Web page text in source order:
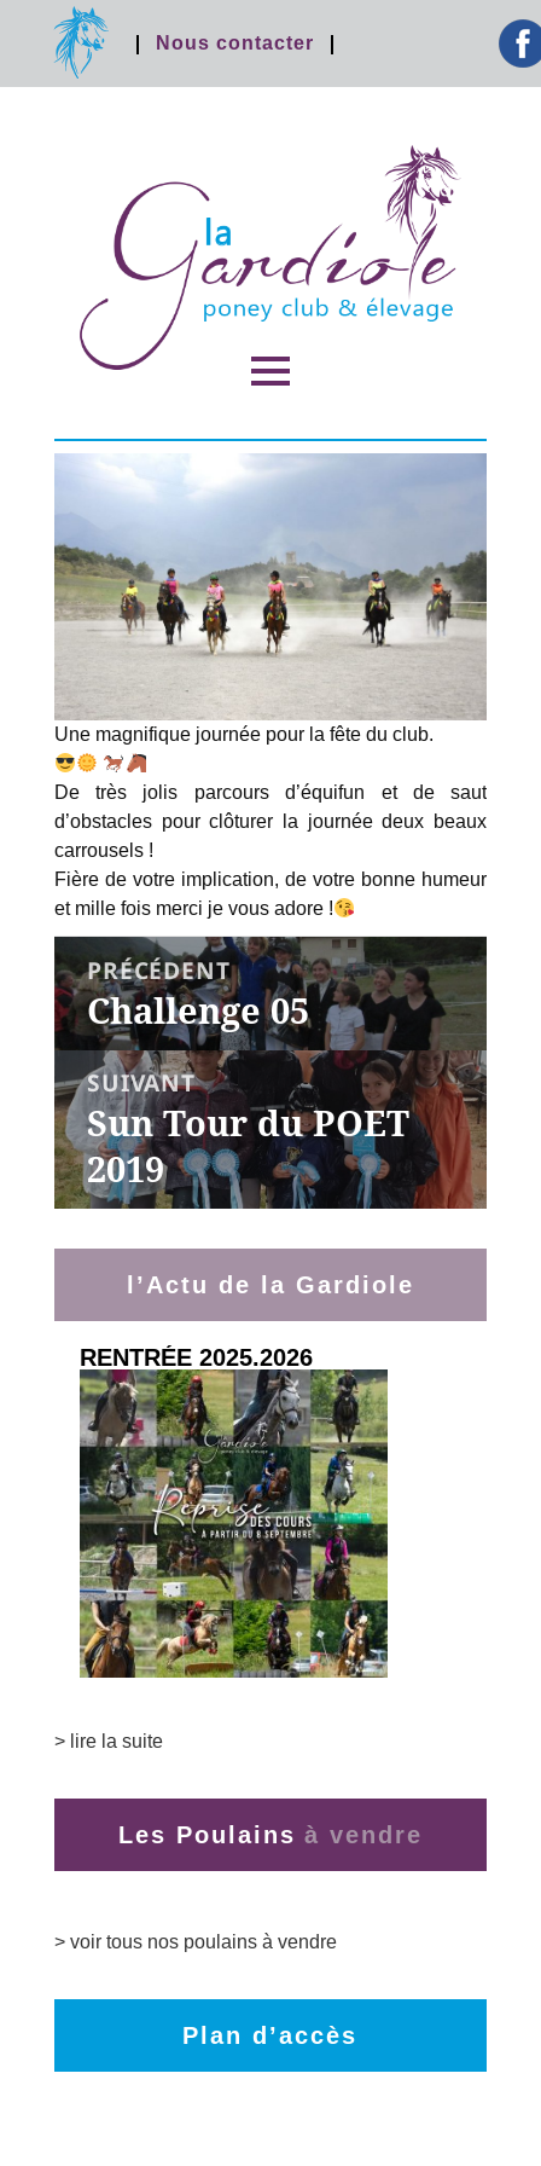
Nous contacter
ET
WIDGETS
Une magnifique journée pour la fête du club.
De très jolis parcours d’équifun et de saut
d’obstacles pour clôturer la journée deux beaux
carrousels !
Fière de votre implication, de votre bonne humeur
et mille fois merci je vous adore !
NAVIGATION
DE
L’ARTICLE
PRÉCÉDENT
Article
précédent :
Challenge 05
SUIVANT
Article
suivant :
Sun Tour du POET
2019
l’Actu de la Gardiole
RENTRÉE 2025.2026
> lire la suite
Les Poulains
> voir tous nos poulains à vendre
Plan d’accès